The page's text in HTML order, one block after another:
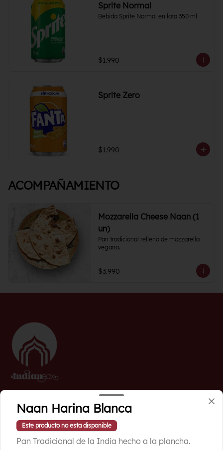
Sprite Normal
Bebida Sprite Normal en lata 350 ml
$1.990
Sprite Zero
$1.990
ACOMPAÑAMIENTO
Mozzarella Cheese Naan (1
un)
Pan tradicional relleno de mozzarella
vegano.
$3.990
Conócenos
Ubicación
Términos y condiciones
Naan Harina Blanca
Este producto no esta disponible
Pan Tradicional de la India hecho a la plancha.